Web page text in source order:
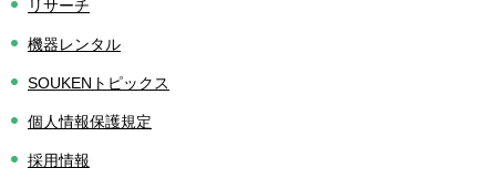
リサーチ
機器レンタル
SOUKENトピックス
個人情報保護規定
採用情報